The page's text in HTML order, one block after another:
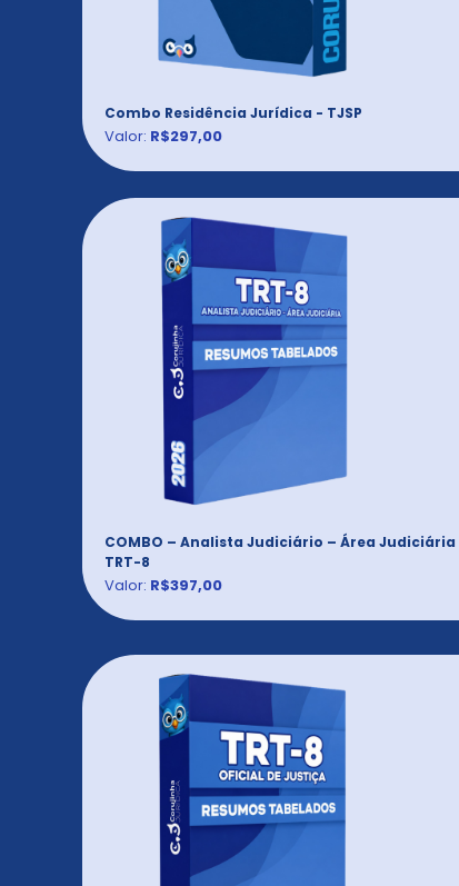
Combo Residência Jurídica - TJSP
Valor: R$297,00
COMBO – Analista Judiciário – Área Judiciária
TRT-8
Valor: R$397,00